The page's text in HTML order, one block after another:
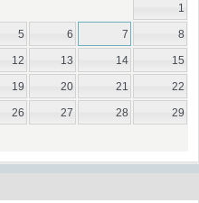
1
5 6 7 8
12 13 14 15
19 20 21 22
26 27 28 29